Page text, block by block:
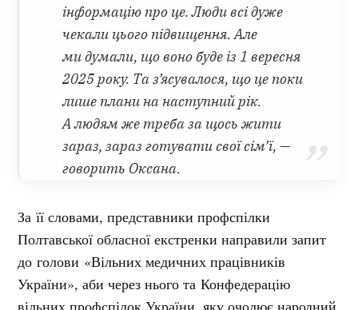
інформацію про це. Люди всі дуже
чекали цього підвищення. Але
ми думали, що воно буде із 1 вересня
2025 року. Та з’ясувалося, що це поки
лише плани на наступний рік.
А людям же треба за щось жити
зараз, зараз готувати свої сім’ї, —
говорить Оксана.
За її словами, представники профспілки
Полтавської обласної екстренки направили запит
до голови «Вільних медичних працівників
України», аби через нього та Конфедерацію